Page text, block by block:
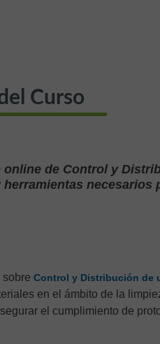
Curso
online de Control y
necesarios
sobre Control y Distribución de
en el ámbito de la
el cumplimiento de